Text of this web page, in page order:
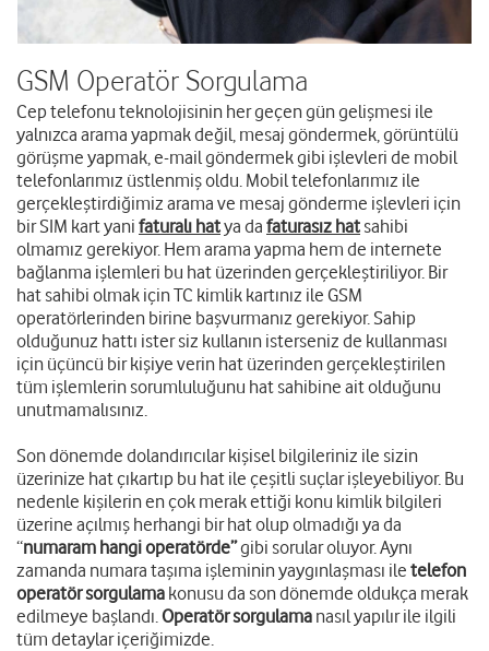
GSM Operatör Sorgulama
Cep telefonu teknolojisinin her geçen gün gelişmesi ile
yalnızca arama yapmak değil, mesaj göndermek, görüntülü
görüşme yapmak, e-mail göndermek gibi işlevleri de mobil
telefonlarımız üstlenmiş oldu. Mobil telefonlarımız ile
gerçekleştirdiğimiz arama ve mesaj gönderme işlevleri için
bir SIM kart yani faturalı hatya da faturasız hat sahibi
olmamız gerekiyor. Hem arama yapma hem de internete
bağlanma işlemleri bu hat üzerinden gerçekleştiriliyor. Bir
hat sahibi olmak için TC kimlik kartınız ile GSM
operatörlerinden birine başvurmanız gerekiyor. Sahip
olduğunuz hattı ister siz kullanın isterseniz de kullanması
için üçüncü bir kişiye verin hat üzerinden gerçekleştirilen
tüm işlemlerin sorumluluğunu hat sahibine ait olduğunu
unutmamalısınız.
Son dönemde dolandırıcılar kişisel bilgileriniz ile sizin
üzerinize hat çıkartıp bu hat ile çeşitli suçlar işleyebiliyor. Bu
nedenle kişilerin en çok merak ettiği konu kimlik bilgileri
üzerine açılmış herhangi bir hat olup olmadığı ya da
“numaram hangi operatörde”gibi sorular oluyor. Aynı
zamanda numara taşıma işleminin yaygınlaşması ile telefon
operatör sorgulama konusu da son dönemde oldukça merak
edilmeye başlandı. Operatör sorgulama nasıl yapılır ile ilgili
tüm detaylar içeriğimizde.